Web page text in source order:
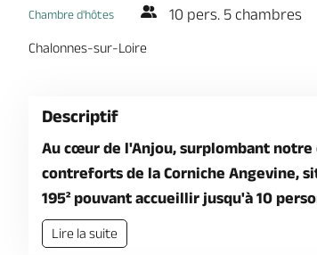
Chambre d'hôtes 10 pers. 5 chambres
Chalonnes-sur-Loire
Descriptif
Au cœur de l'Anjou, surplombant
contreforts de la Corniche Angevine,
195² pouvant accueillir jusqu'à 10
Lire la suite